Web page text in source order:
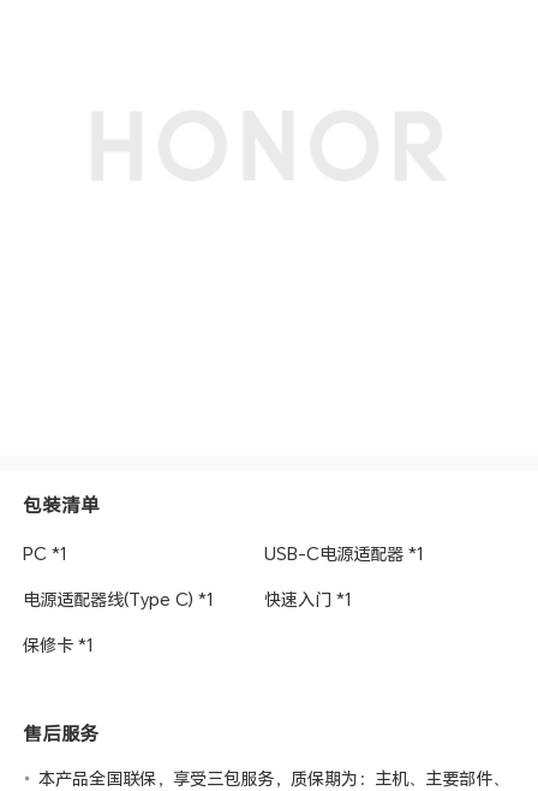
包装清单
PC *1 USB-C电源适配器 *1
电源适配器线(Type C) *1 快速入门 *1
保修卡 *1
售后服务
本产品全国联保，享受三包服务，质保期为：主机、主要部件、